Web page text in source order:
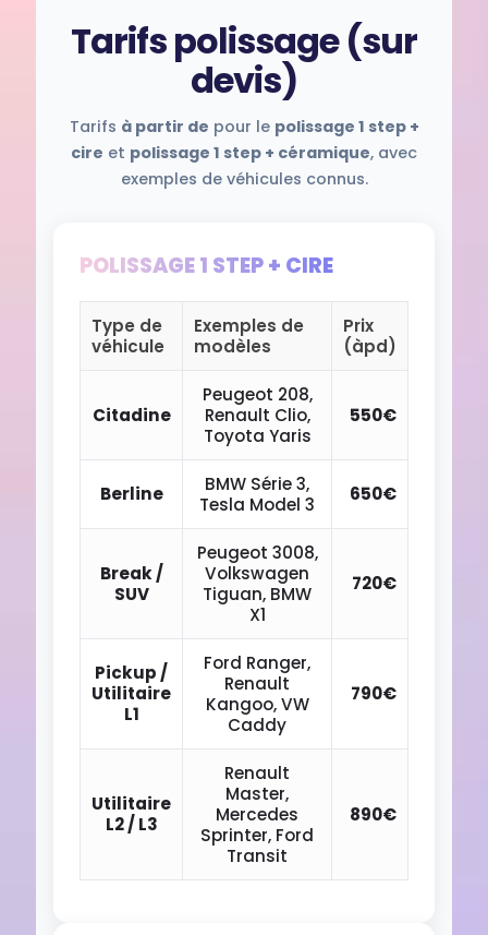
Tarifs polissage (sur
devis)
Tarifs à partir de pour le polissage 1 step +
cire et polissage 1 step + céramique, avec
exemples de véhicules connus.
POLISSAGE 1 STEP + CIRE
Type de
véhicule
Exemples de
modèles
Prix
(àpd)
Citadine
Peugeot 208,
Renault Clio,
Toyota Yaris
550€
Berline
BMW Série 3,
Tesla Model 3
650€
Break /
SUV
Peugeot 3008,
Volkswagen
Tiguan, BMW
X1
720€
Pickup /
Utilitaire
L1
Ford Ranger,
Renault
Kangoo, VW
Caddy
790€
Utilitaire
L2 / L3
Renault
Master,
Mercedes
Sprinter, Ford
Transit
890€